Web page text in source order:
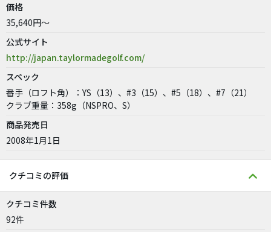
価格
35,640円～
公式サイト
http://japan.taylormadegolf.com/
スペック
番手（ロフト角）：YS（13）、#3（15）、#5（18）、#7（21）
クラブ重量：358g（NSPRO、S）
商品発売日
2008年1月1日
クチコミの評価
クチコミ件数
92件